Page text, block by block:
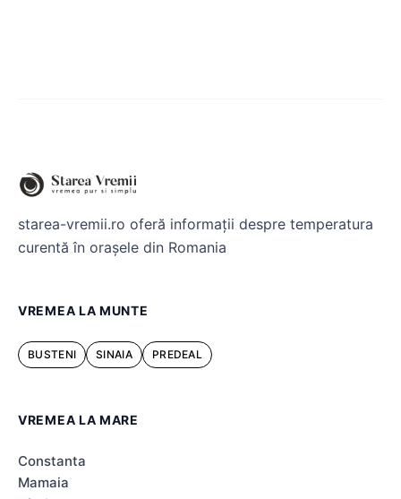
starea-vremii.ro oferă informații despre temperatura
curentă în orașele din Romania
VREMEA LA MUNTE
BUSTENI SINAIA PREDEAL
VREMEA LA MARE
Constanta
Mamaia